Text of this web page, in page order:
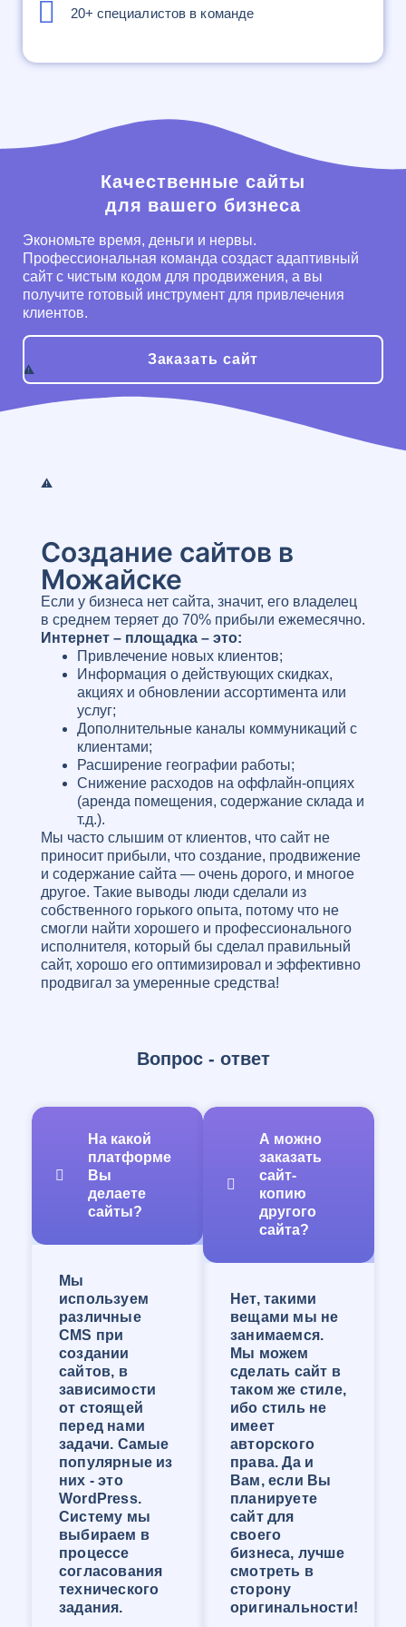
20+ специалистов в команде
Качественные сайты
для вашего бизнеса
Экономьте время, деньги и нервы.
Профессиональная команда создаст адаптивный
сайт с чистым кодом для продвижения, а вы
получите готовый инструмент для привлечения
клиентов.
Заказать сайт
Создание сайтов в
Можайске
Если у бизнеса нет сайта, значит, его владелец
в среднем теряет до 70% прибыли ежемесячно.
Интернет – площадка – это:
Привлечение новых клиентов;
Информация о действующих скидках,
акциях и обновлении ассортимента или
услуг;
Дополнительные каналы коммуникаций с
клиентами;
Расширение географии работы;
Снижение расходов на оффлайн-опциях
(аренда помещения, содержание склада и
т.д.).
Мы часто слышим от клиентов, что сайт не
приносит прибыли, что создание, продвижение
и содержание сайта — очень дорого, и многое
другое. Такие выводы люди сделали из
собственного горького опыта, потому что не
смогли найти хорошего и профессионального
исполнителя, который бы сделал правильный
сайт, хорошо его оптимизировал и эффективно
продвигал за умеренные средства!
доказательств достаточно посмотреть на наши
работы, и сразу становится понятно, что мы
будет работать не частник, который
себя программистом, а опытная команда
профессионалов, с большим послужным
списком и багажом знаний, полученных
изначально в профильных учебных
заведениях, и затем развитых и прокаченных в
Компания WEB-Студия «ОНЛАЙН» сделает
сайт, отвечающий запросам Клиента и
решающий большинство задач его
организации. У нас большой опыт создания
сайтов любой сложности!
Создание сайта-визитки в
Можайске
Сайт-визитка — это самый популярный вид
сайтов. Размер и функционал может быть
практически любого масштаба, от
примитивного сайта с контактами и кратким
перечнем услуг до сайта с огромным
количеством страниц и перечнем функций.
Сайт-визитка будет хорошо продвигаться, если
при его создании продумать всё до мелочей,
продумать структуру контента, внедрить
воронку продаж и сделать его удобным для
пользования. Так же в наше время стоит
особое внимание уделить мобильной версии
Вопрос - ответ
На какой
платформе
Вы
делаете
сайты?
Мы
используем
различные
CMS при
создании
сайтов, в
зависимости
от стоящей
перед нами
задачи. Самые
популярные из
них - это
WordPress.
Систему мы
выбираем в
процессе
согласования
технического
задания.
А можно
заказать
сайт-
копию
другого
сайта?
Нет, такими
вещами мы не
занимаемся.
Мы можем
сделать сайт в
таком же стиле,
ибо стиль не
имеет
авторского
права. Да и
Вам, если Вы
планируете
сайт для
своего
бизнеса, лучше
смотреть в
сторону
оригинальности!